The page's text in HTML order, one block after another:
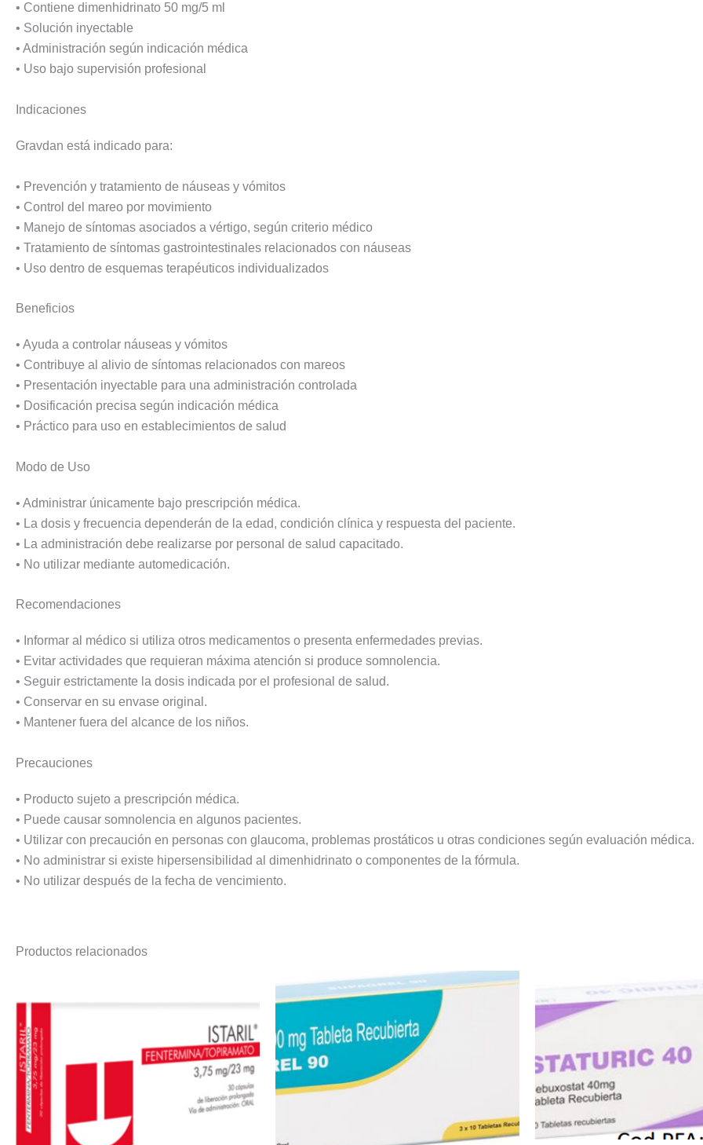
• Contiene dimenhidrinato 50 mg/5 ml
• Solución inyectable
• Administración según indicación médica
• Uso bajo supervisión profesional
Indicaciones
Gravdan está indicado para:
• Prevención y tratamiento de náuseas y vómitos
• Control del mareo por movimiento
• Manejo de síntomas asociados a vértigo, según criterio médico
• Tratamiento de síntomas gastrointestinales relacionados con náuseas
• Uso dentro de esquemas terapéuticos individualizados
Beneficios
• Ayuda a controlar náuseas y vómitos
• Contribuye al alivio de síntomas relacionados con mareos
• Presentación inyectable para una administración controlada
• Dosificación precisa según indicación médica
• Práctico para uso en establecimientos de salud
Modo de Uso
• Administrar únicamente bajo prescripción médica.
• La dosis y frecuencia dependerán de la edad, condición clínica y respuesta del paciente.
• La administración debe realizarse por personal de salud capacitado.
• No utilizar mediante automedicación.
Recomendaciones
• Informar al médico si utiliza otros medicamentos o presenta enfermedades previas.
• Evitar actividades que requieran máxima atención si produce somnolencia.
• Seguir estrictamente la dosis indicada por el profesional de salud.
• Conservar en su envase original.
• Mantener fuera del alcance de los niños.
Precauciones
• Producto sujeto a prescripción médica.
• Puede causar somnolencia en algunos pacientes.
• Utilizar con precaución en personas con glaucoma, problemas prostáticos u otras condiciones según evaluación médica.
• No administrar si existe hipersensibilidad al dimenhidrinato o componentes de la fórmula.
• No utilizar después de la fecha de vencimiento.
Productos relacionados
precio